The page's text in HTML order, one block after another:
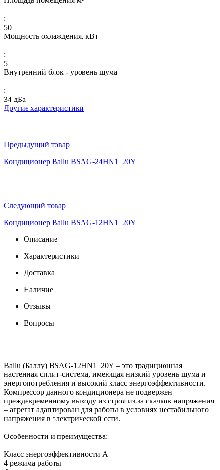
:
50
Мощность охлаждения, кВт
:
5
Внутренний блок - уровень шума
:
34 дБа
Другие характеристики
Предыдущий товар
Кондиционер Ballu BSAG-24HN1_20Y
Следующий товар
Кондиционер Ballu BSAG-12HN1_20Y
Описание
Характеристики
Доставка
Наличие
Отзывы
Вопросы
Ballu (Баллу) BSAG-12HN1_20Y – это традиционная
настенная сплит-система, имеющая низкий уровень шума и
энергопотребления и высокий класс энергоэффективности.
Компрессор данного кондиционера не подвержен
преждевременному выходу из строя из-за скачков напряжения
– агрегат адаптирован для работы в условиях нестабильного
напряжения в электрической сети.
Особенности и преимущества:
Класс энергоэффективности А
4 режима работы